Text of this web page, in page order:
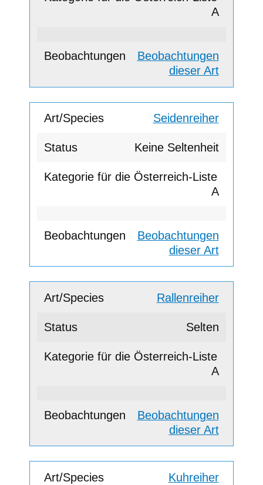
A
Beobachtungen
dieser Art
Seidenreiher
Keine Seltenheit
A
Beobachtungen
dieser Art
Rallenreiher
Selten
A
Beobachtungen
dieser Art
Kuhreiher